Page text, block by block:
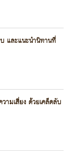
และแนะนำนิทานที่
ามเสี่ยง ด้วยเคล็ดลับ